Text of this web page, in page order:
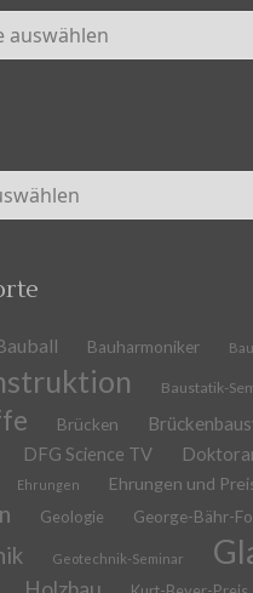
Bauharmoniker
Baustatik-
Brücken
DFG Science TV
Ehrungen Ehrungen und
Geologie George-Bähr-
Geotechnik-Seminar